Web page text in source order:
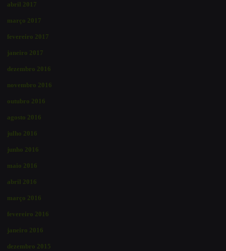
abril 2017
março 2017
fevereiro 2017
janeiro 2017
dezembro 2016
novembro 2016
outubro 2016
agosto 2016
julho 2016
junho 2016
maio 2016
abril 2016
março 2016
fevereiro 2016
janeiro 2016
dezembro 2015